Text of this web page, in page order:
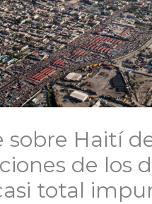
sobre Haití
de los
total